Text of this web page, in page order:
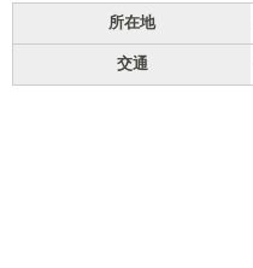
所在地
交通